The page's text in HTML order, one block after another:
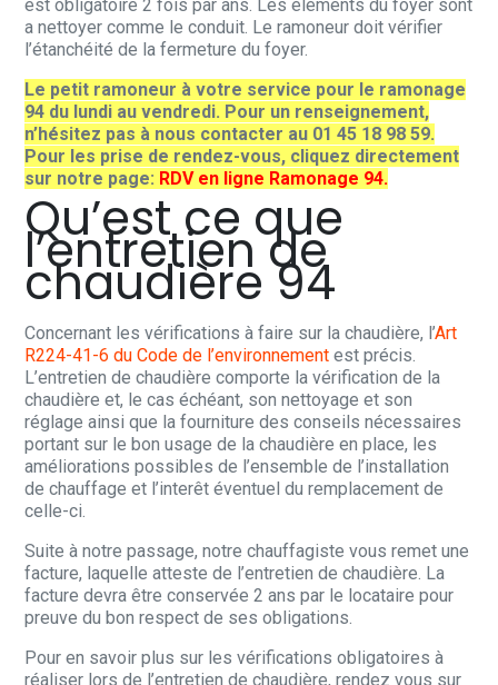
est obligatoire 2 fois par ans. Les éléments du foyer sont
a nettoyer comme le conduit. Le ramoneur doit vérifier
l’étanchéité de la fermeture du foyer.
Le petit ramoneur à votre service pour le ramonage
94 du lundi au vendredi. Pour un renseignement,
n’hésitez pas à nous contacter au 01 45 18 98 59.
Pour les prise de rendez-vous, cliquez directement
sur notre page: RDV en ligne Ramonage 94.
Qu’est ce que
l’entretien de
chaudière 94
Concernant les vérifications à faire sur la chaudière, l’Art
R224-41-6 du Code de l’environnement est précis.
L’entretien de chaudière comporte la vérification de la
chaudière et, le cas échéant, son nettoyage et son
réglage ainsi que la fourniture des conseils nécessaires
portant sur le bon usage de la chaudière en place, les
améliorations possibles de l’ensemble de l’installation
de chauffage et l’interêt éventuel du remplacement de
celle-ci.
Suite à notre passage, notre chauffagiste vous remet une
facture, laquelle atteste de l’entretien de chaudière. La
facture devra être conservée 2 ans par le locataire pour
preuve du bon respect de ses obligations.
Pour en savoir plus sur les vérifications obligatoires à
réaliser lors de l’entretien de chaudière, rendez vous sur